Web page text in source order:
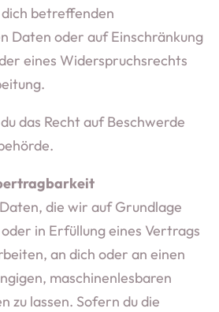
betreffenden
Daten oder auf Einschränkung
eines Widerspruchsrechts
das Recht auf Beschwerde
die wir auf Grundlage
in Erfüllung eines Vertrags
an dich oder an einen
maschinenlesbaren
zu lassen. Sofern du die